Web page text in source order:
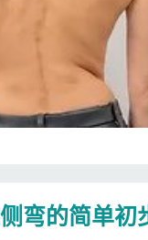
弯的简单初